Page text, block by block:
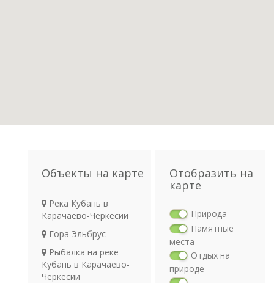
Объекты на карте
Река Кубань в
Карачаево-Черкесии
Гора Эльбрус
Рыбалка на реке
Кубань в Карачаево-
Черкесии
Отобразить на
карте
Природа
Памятные
места
Отдых на
природе